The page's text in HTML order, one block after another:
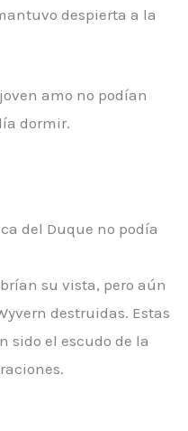
despierta a la
amo no podían
dormir.
del Duque no podía
su vista, pero aún
destruidas. Estas
sido el escudo de la